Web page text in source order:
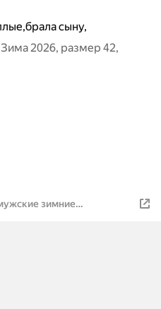
сыну,
2026, размер 42,
зимние